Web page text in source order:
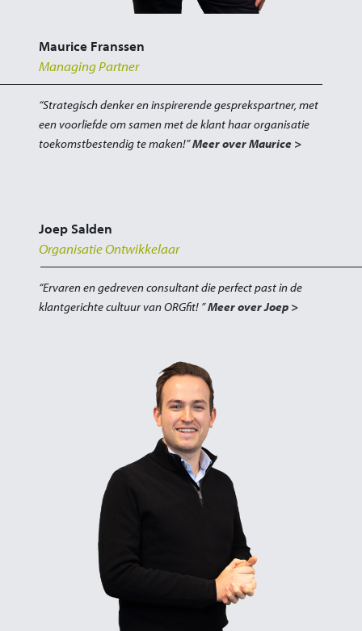
Maurice Franssen
Managing Partner
“Strategisch denker en inspirerende gesprekspartner, met
een voorliefde om samen met de klant haar organisatie
toekomstbestendig te maken!”Meer over Maurice >
Joep Salden
Organisatie Ontwikkelaar
“Ervaren en gedreven consultant die perfect past in de
klantgerichte cultuur van ORGfit! ”Meer over Joep >